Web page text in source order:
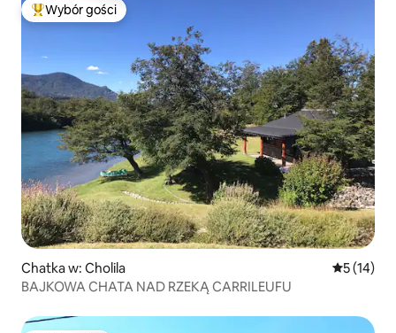
Najpopularniejsze z kategorii Wybór gości
Wybór gości
Chatka w: Cholila Średnia
5 (14)
BAJKOWA CHATA NAD RZEKĄ CARRILEUFU